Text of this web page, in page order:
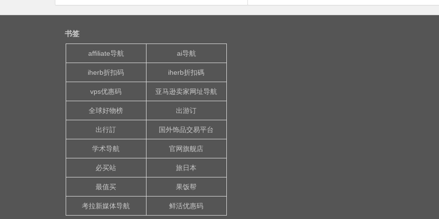
书签
affiliate导航 ai导航
iherb折扣码 iherb折扣碼
vps优惠码 亚马逊卖家网址导航
全球好物榜 出游订
出行訂 国外饰品交易平台
学术导航 官网旗舰店
必买站 旅日本
最值买 果饭帮
考拉新媒体导航 鲜活优惠码